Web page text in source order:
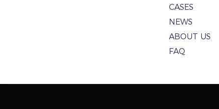
CASES
NEWS
ABOUT US
FAQ